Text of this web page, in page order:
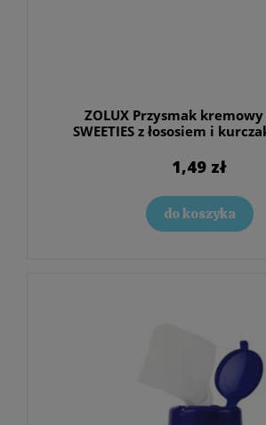
ZOLUX Przysmak
SWEETIES z łososiem i
1,49 zł
do koszyka